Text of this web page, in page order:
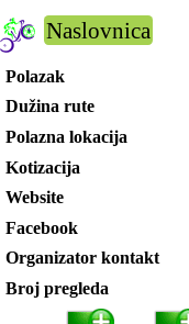
Naslovnica
Polazak
Dužina rute
Polazna lokacija
Kotizacija
Website
Facebook
Organizator kontakt
Broj pregleda